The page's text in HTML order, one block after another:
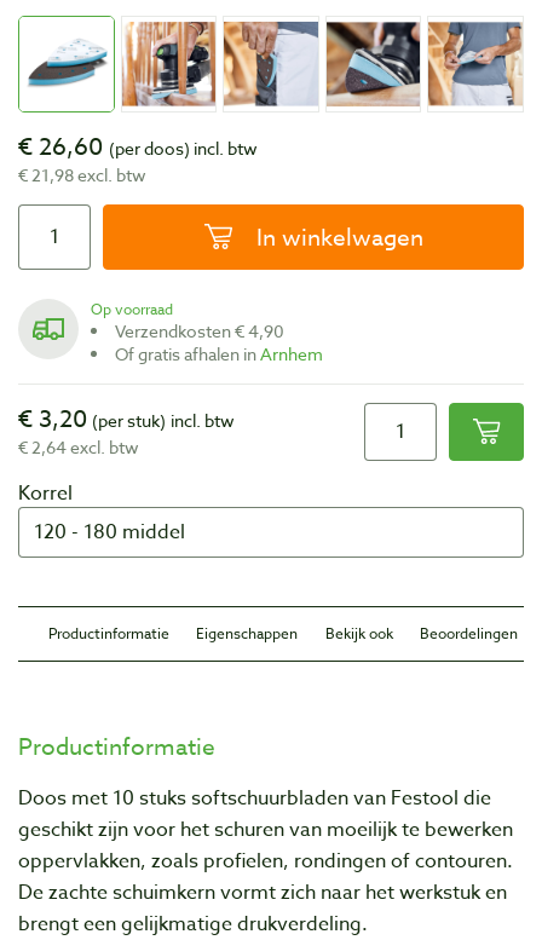
€ 26,60 (per doos) incl. btw
€ 21,98 excl. btw
In winkelwagen
Op voorraad
Verzendkosten € 4,90
Of gratis afhalen inArnhem
€ 3,20 (per stuk) incl. btw
€ 2,64 excl. btw
Korrel
Productinformatie Eigenschappen Bekijk ook Beoordelingen
Productinformatie
Doos met 10 stuks softschuurbladen van Festool die
geschikt zijn voor het schuren van moeilijk te bewerken
oppervlakken, zoals profielen, rondingen of contouren.
De zachte schuimkern vormt zich naar het werkstuk en
brengt een gelijkmatige drukverdeling.